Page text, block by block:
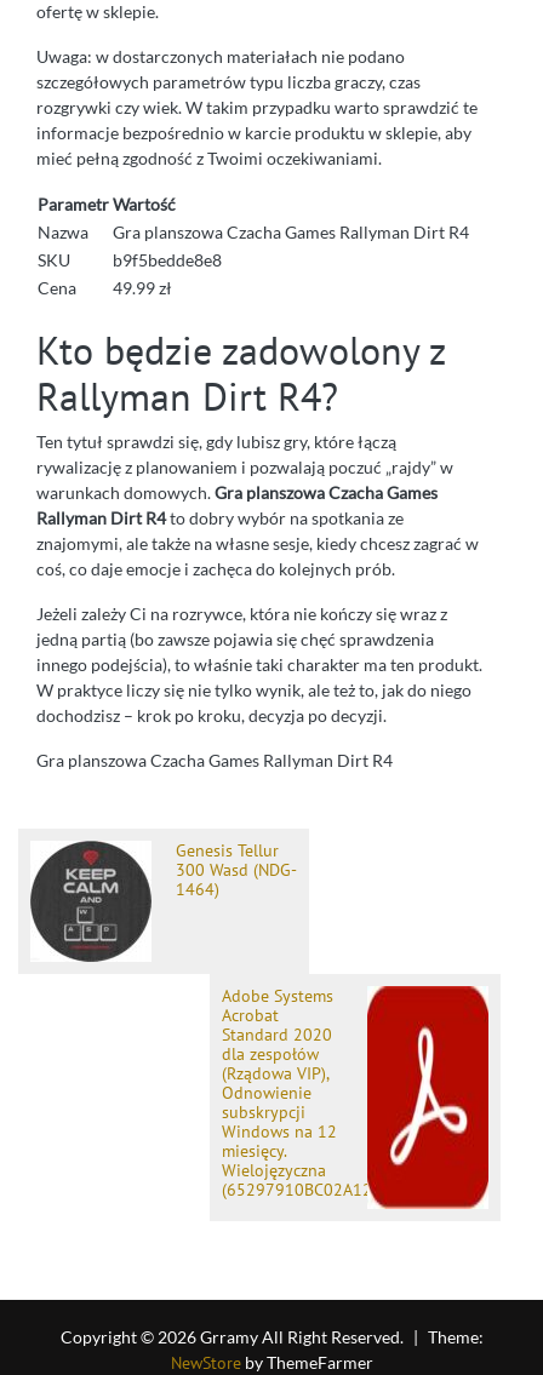
ofertę w sklepie.
Uwaga: w dostarczonych materiałach nie podano
szczegółowych parametrów typu liczba graczy, czas
rozgrywki czy wiek. W takim przypadku warto sprawdzić te
informacje bezpośrednio w karcie produktu w sklepie, aby
mieć pełną zgodność z Twoimi oczekiwaniami.
ParametrWartość
Nazwa
Gra planszowa Czacha Games Rallyman Dirt R4
SKU
b9f5bedde8e8
Cena
49.99 zł
Kto będzie zadowolony z
Rallyman Dirt R4?
Ten tytuł sprawdzi się, gdy lubisz gry, które łączą
rywalizację z planowaniem i pozwalają poczuć „rajdy” w
warunkach domowych.Gra planszowa Czacha Games
Rallyman Dirt R4to dobry wybór na spotkania ze
znajomymi, ale także na własne sesje, kiedy chcesz zagrać w
coś, co daje emocje i zachęca do kolejnych prób.
Jeżeli zależy Ci na rozrywce, która nie kończy się wraz z
jedną partią (bo zawsze pojawia się chęć sprawdzenia
innego podejścia), to właśnie taki charakter ma ten produkt.
W praktyce liczy się nie tylko wynik, ale też to, jak do niego
dochodzisz – krok po kroku, decyzja po decyzji.
Gra planszowa Czacha Games Rallyman Dirt R4
Genesis Tellur
300 Wasd (NDG-
1464)
Adobe Systems
Acrobat
Standard 2020
dla zespołów
(Rządowa VIP),
Odnowienie
subskrypcji
Windows na 12
miesięcy.
Wielojęzyczna
(65297910BC02A12)
Copyright © 2026 Grramy All Right Reserved. | Theme:
NewStoreby ThemeFarmer